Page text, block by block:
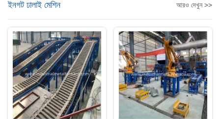
ইনগট ঢালাই মেশিন আরও দেখুন >>